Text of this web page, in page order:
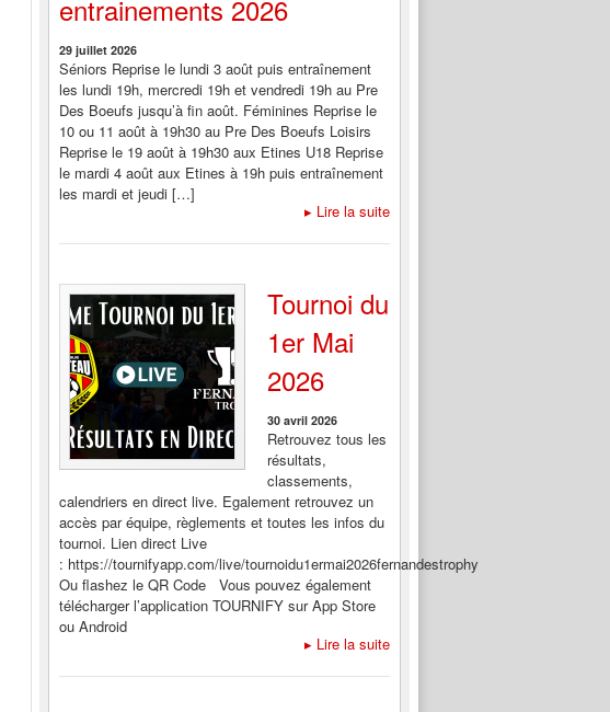
entrainements 2026
29 juillet 2026
Séniors Reprise le lundi 3 août puis entraînement
les lundi 19h, mercredi 19h et vendredi 19h au Pre
Des Boeufs jusqu’à fin août. Féminines Reprise le
10 ou 11 août à 19h30 au Pre Des Boeufs Loisirs
Reprise le 19 août à 19h30 aux Etines U18 Reprise
le mardi 4 août aux Etines à 19h puis entraînement
les mardi et jeudi […]
▸ Lire la suite
Tournoi du
1er Mai
2026
30 avril 2026
Retrouvez tous les
résultats,
classements,
calendriers en direct live. Egalement retrouvez un
accès par équipe, règlements et toutes les infos du
tournoi. Lien direct Live
: https://tournifyapp.com/live/tournoidu1ermai2026fernandestrophy
Ou flashez le QR Code Vous pouvez également
télécharger l’application TOURNIFY sur App Store
ou Android
▸ Lire la suite